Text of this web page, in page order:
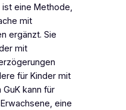
ist eine Methode,
mit
ergänzt. Sie
mit
für Kinder mit
kann für
eine